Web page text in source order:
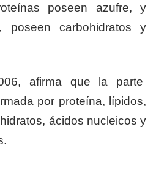
poseen azufre, y
poseen carbohidratos y
afirma que la parte
por proteína, lípidos,
ácidos nucleicos y